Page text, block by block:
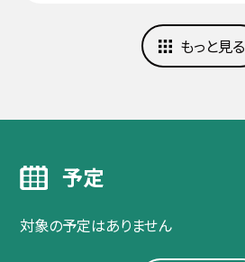
もっと見る
予定
対象の予定はありません